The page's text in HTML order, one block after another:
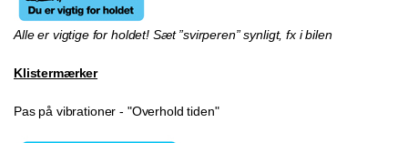
Alle er vigtige for holdet! Sæt ”svirperen” synligt, fx i bilen
Klistermærker
Pas på vibrationer - "Overhold tiden"